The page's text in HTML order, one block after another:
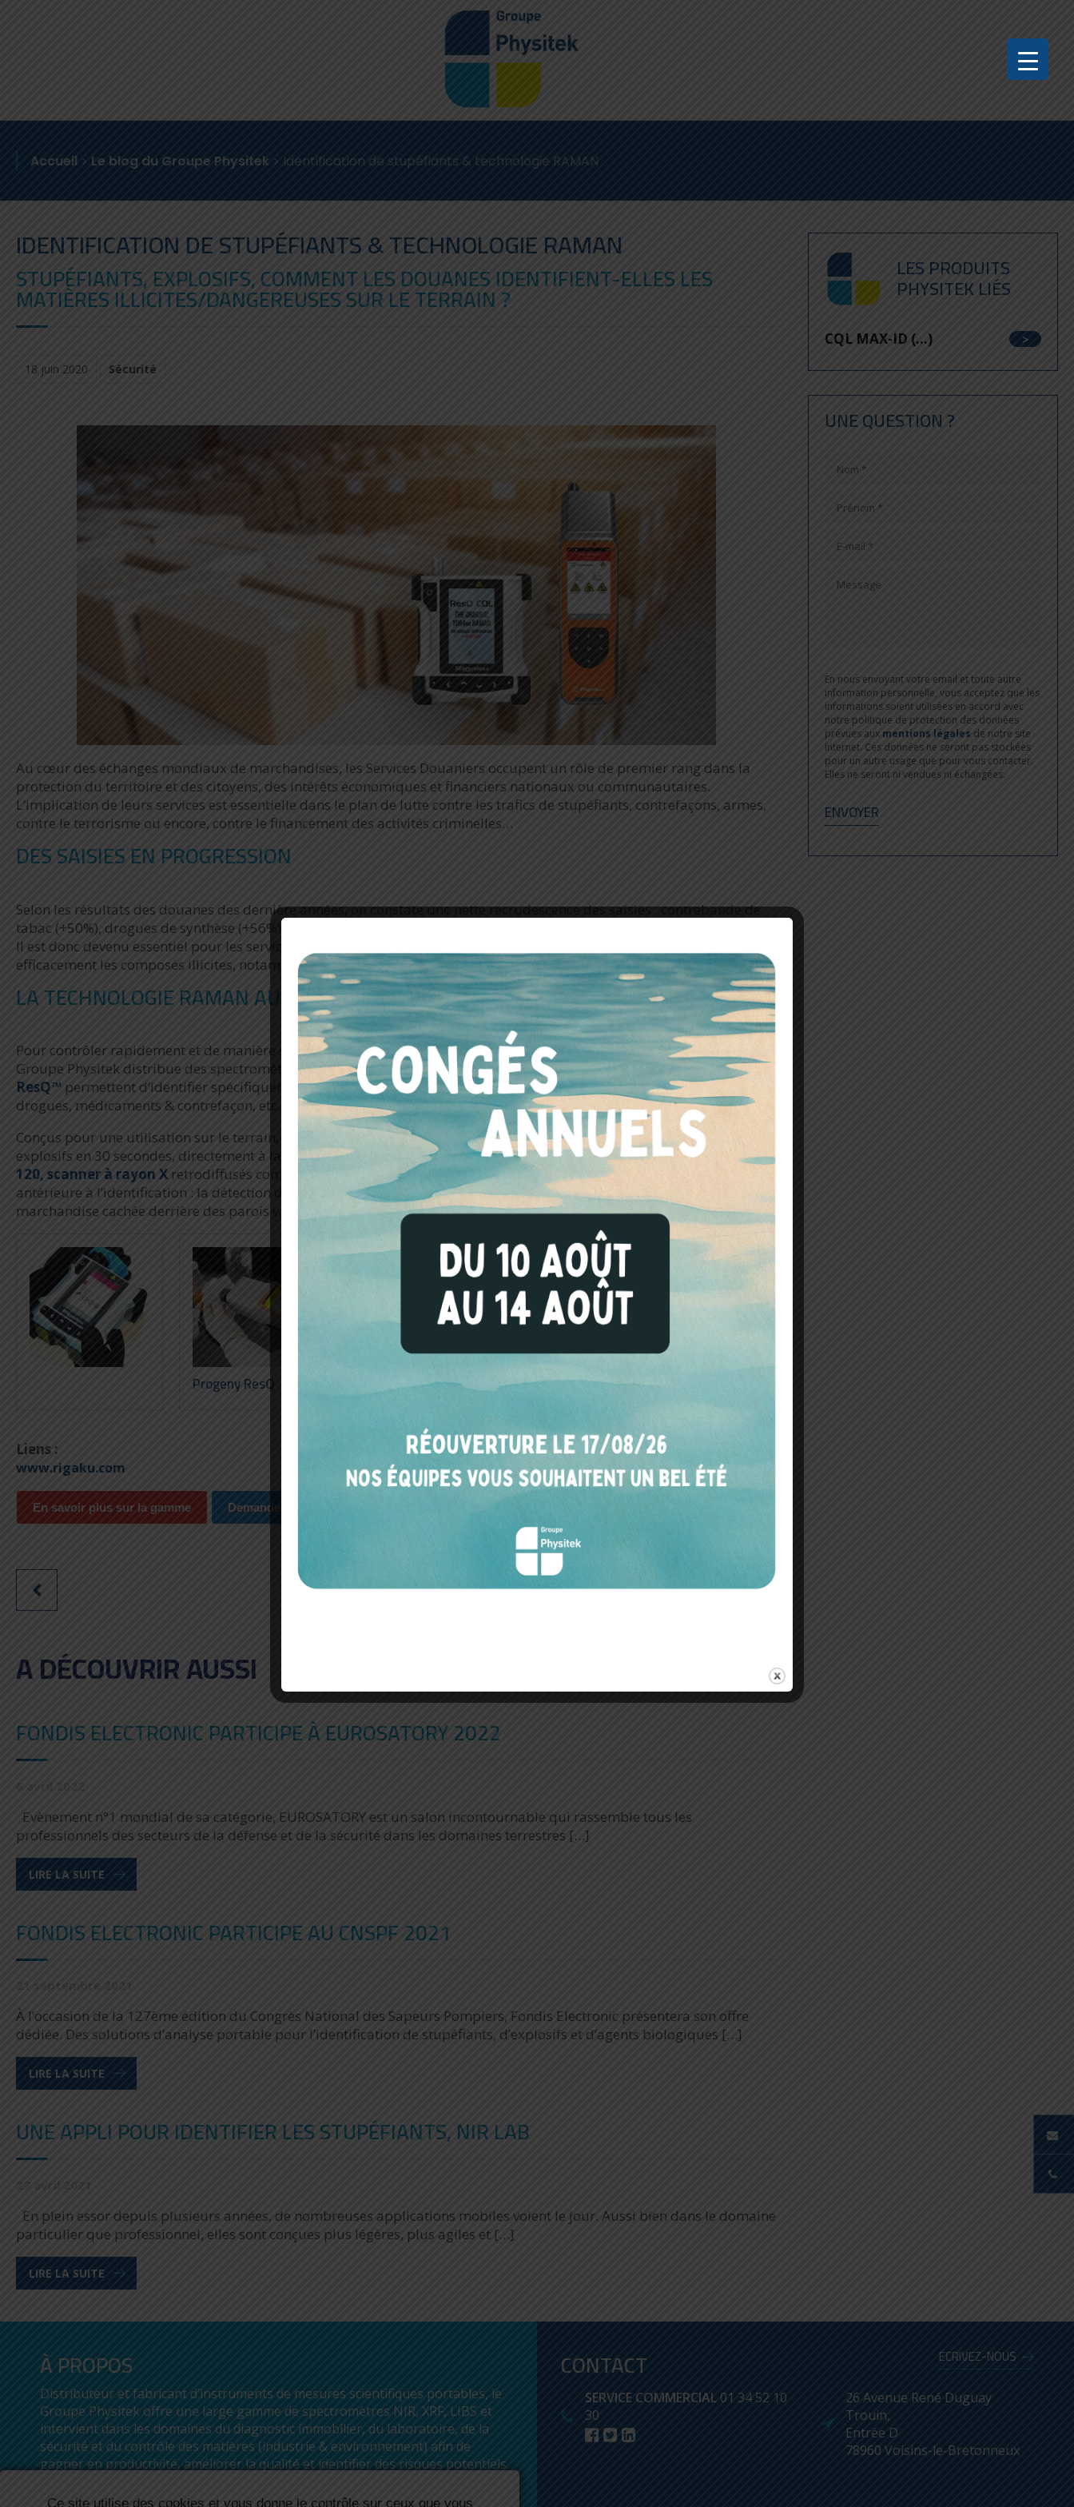
Accueil > Le blog du Groupe Physitek > Identification de stupéfiants & technologie RAMAN
IDENTIFICATION DE STUPÉFIANTS & TECHNOLOGIE RAMAN
STUPÉFIANTS, EXPLOSIFS, COMMENT LES DOUANES IDENTIFIENT-ELLES LES
MATIÈRES ILLICITES/DANGEREUSES SUR LE TERRAIN ?
18 juin 2020 Sécurité
Au cœur des échanges mondiaux de marchandises, les Services Douaniers occupent un rôle de premier rang dans la
protection du territoire et des citoyens, des intérêts économiques et financiers nationaux ou communautaires.
L’implication de leurs services est essentielle dans le plan de lutte contre les trafics de stupéfiants, contrefaçons, armes,
contre le terrorisme ou encore, contre le financement des activités criminelles…
DES SAISIES EN PROGRESSION
Selon les résultats des douanes des dernière années, on constate une nette recrudescence des saisies : contrebande de
tabac (+50%), drogues de synthèse (+56%), méthamphétamines (+400%).
Il est donc devenu essentiel pour les services douaniers de développer leurs équipements afin de détecter rapidement et
efficacement les composés illicites, notamment pour intensifier les contrôles aux frontières aéroportuaires.
LA TECHNOLOGIE RAMAN AU SERVICE DES SERVICES DOUANIERS
Pour contrôler rapidement et de manière sûre les marchandises entrantes sur le territoire, Fondis Electronic, filiale du
Groupe Physitek distribue des spectromètres portables. Dotés de la technologie RAMAN, leResQ CQL et leProgeny
ResQ™ permettent d’identifier spécifiquement un large panel de composés chimiques (explosifs, toxiques de guerre,
drogues, médicaments & contrefaçon, etc.)
Conçus pour une utilisation sur le terrain, les spectromètres RAMAN Rigaku identifient les produits chimiques et les
explosifs en 30 secondes, directement à la source de l’échantillon, même à travers des contenants transparents. Le HBI-
120, scanner à rayon X retrodiffusés complète la gamme. Sécurisé et facile d’utilisation, il permet d’opérer la phase
antérieure à l’identification : la détection de menaces dissimulées directement sur le terrain en affichant en temps réel la
marchandise cachée derrière des parois variées.
Progeny ResQ
Liens :
www.rigaku.com
En savoir plus sur la gamme Demander un devis
LES PRODUITS
PHYSITEK LIÉS
CQL MAX-ID (...)
UNE QUESTION ?
En nous envoyant votre email et toute autre
information personnelle, vous acceptez que les
informations soient utilisées en accord avec
notre politique de protection des données
prévues aux mentions légales de notre site
Internet. Ces données ne seront pas stockées
pour un autre usage que pour vous contacter.
Elles ne seront ni vendues ni échangées.
A DÉCOUVRIR AUSSI
FONDIS ELECTRONIC PARTICIPE À EUROSATORY 2022
Evènement n°1 mondial de sa catégorie, EUROSATORY est un salon incontournable qui rassemble tous les
professionnels des secteurs de la défense et de la sécurité dans les domaines terrestres […]
LIRE LA SUITE
FONDIS ELECTRONIC PARTICIPE AU CNSPF 2021
À l’occasion de la 127ème édition du Congrès National des Sapeurs Pompiers, Fondis Electronic présentera son offre
dédiée. Des solutions d’analyse portable pour l’identification de stupéfiants, d’explosifs et d’agents biologiques […]
LIRE LA SUITE
UNE APPLI POUR IDENTIFIER LES STUPÉFIANTS, NIR LAB
En plein essor depuis plusieurs années, de nombreuses applications mobiles voient le jour. Aussi bien dans le domaine
particulier que professionnel, elles sont conçues plus légères, plus agiles et […]
LIRE LA SUITE
À PROPOS
Distributeur et fabricant d’instruments de mesures scientifiques portables, le
Groupe Physitek offre une large gamme de spectromètres NIR, XRF, LIBS et
intervient dans les domaines du diagnostic immobilier, du laboratoire, de la
sécurité et du contrôle des matières (industrie & environnement) afin de
gagner en productivité, améliorer la qualité et identifier des risques potentiels.
CONTACT ECRIVEZ-NOUS
SERVICE COMMERCIAL01 34 52 10
30
26 Avenue René Duguay
Trouin,
Entrée D
78960 Voisins-le-Bretonneux
Ce site utilise des cookies et vous donne le contrôle sur ceux que vous